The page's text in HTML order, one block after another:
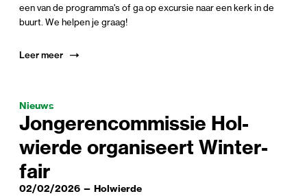
een van de programma's of ga op excursie naar een kerk in de
buurt. We helpen je graag!
Leer meer
Nieuws
Jon­geren­com­missie Hol­
wierde organ­iseert Win­ter­
fair
02/02/2026 — Holwierde